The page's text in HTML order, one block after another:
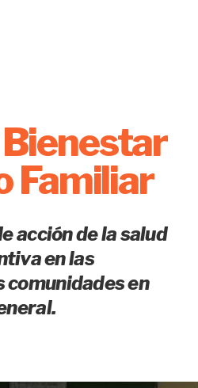
Familiar
acción de lasalud
en las
comunidades en